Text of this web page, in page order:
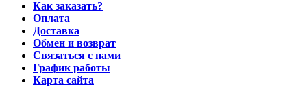
Как заказать?
Оплата
Доставка
Обмен и возврат
Связаться с нами
График работы
Карта сайта